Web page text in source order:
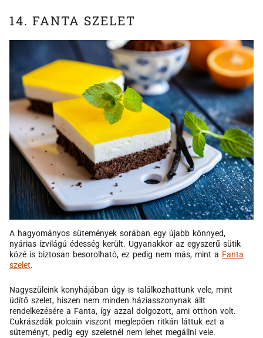
14. FANTA SZELET
A hagyományos sütemények sorában egy újabb könnyed,
nyárias ízvilágú édesség került. Ugyanakkor az egyszerű sütik
közé is biztosan besorolható, ez pedig nem más, mint a Fanta
szelet.
Nagyszüleink konyhájában úgy is találkozhattunk vele, mint
üdítő szelet, hiszen nem minden háziasszonynak állt
rendelkezésére a Fanta, így azzal dolgozott, ami otthon volt.
Cukrászdák polcain viszont meglepően ritkán láttuk ezt a
süteményt, pedig egy szeletnél nem lehet megállni vele.